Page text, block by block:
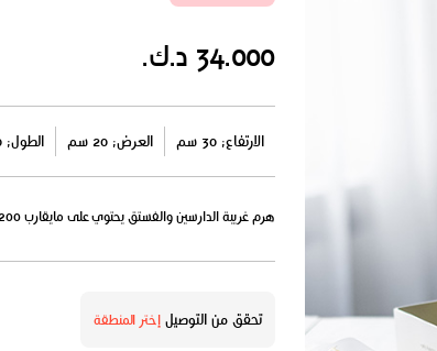
34.000 د.ك.
الارتفاع: 30 سم العرض: 20 سم الطول: 30 سم
هرم غريبة الدارسين والفستق يحتوي على مايقارب 200 قطعة من الميني غريبة مزين بالجوري.
تحقق من التوصيلإختر المنطقة